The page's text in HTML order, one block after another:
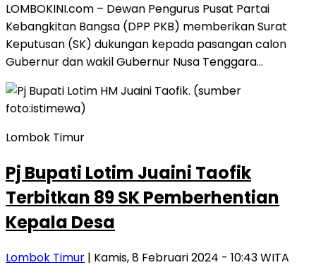
LOMBOKINI.com – Dewan Pengurus Pusat Partai
Kebangkitan Bangsa (DPP PKB) memberikan Surat
Keputusan (SK) dukungan kepada pasangan calon
Gubernur dan wakil Gubernur Nusa Tenggara…
Lombok Timur
Pj Bupati Lotim Juaini Taofik
Terbitkan 89 SK Pemberhentian
Kepala Desa
Lombok Timur | Kamis, 8 Februari 2024 - 10:43 WITA